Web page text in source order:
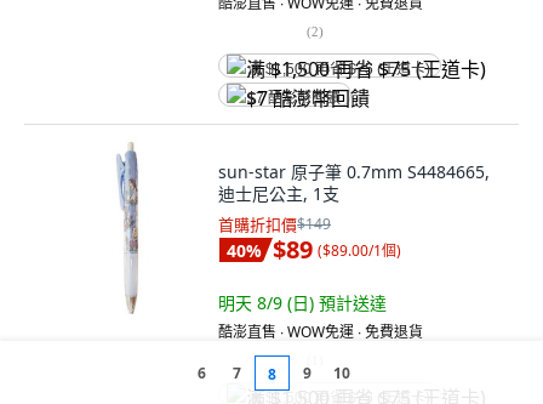
(2)
满 $1,500 再省 $75 (王道卡)
$7 酷澎幣回饋
sun-star 原子筆 0.7mm S4484665,
迪士尼公主, 1支
首購折扣價$149
40% $89 ($89.00/1個)
明天 8/9 (日) 預計送達
酷澎直售 ∙ WOW免運 ∙ 免費退貨
满 $1,500 再省 $75 (王道卡)
6 7 8 9 10